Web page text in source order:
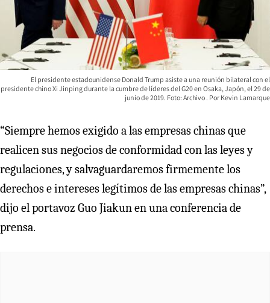
El presidente estadounidense Donald Trump asiste a una reunión bilateral con el
presidente chino Xi Jinping durante la cumbre de líderes del G20 en Osaka, Japón, el 29 de
junio de 2019. Foto: Archivo
Kevin Lamarque
“Siempre hemos exigido a las empresas chinas que
realicen sus negocios de conformidad con las leyes y
regulaciones, y salvaguardaremos firmemente los
derechos e intereses legítimos de las empresas chinas”,
dijo el portavoz Guo Jiakun en una conferencia de
prensa.